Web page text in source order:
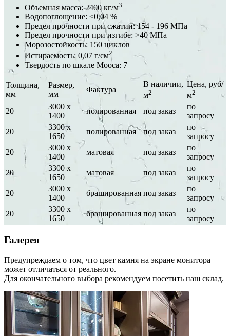
Объемная масса: 2400 кг/м3
Водопоглощение: ≤0,04 %
Предел прочности при сжатии: 154 - 196 МПа
Предел прочности при изгибе: >40 МПа
Морозостойкость: 150 циклов
Истираемость: 0,07 г/см2
Твердость по шкале Мооса: 7
Толщина,
мм
Размер,
мм
Фактура
В наличии,
м2
Цена, руб/
м2
20
3000 х
1400
полированная под заказ
по
запросу
20
3300 х
1650
полированная под заказ
по
запросу
20
3000 х
1400
матовая под заказ
по
запросу
20
3300 х
1650
матовая под заказ
по
запросу
20
3000 х
1400
брашированная под заказ
по
запросу
20
3300 х
1650
брашированная под заказ
по
запросу
Галерея
Предупреждаем о том, что цвет камня на экране монитора
может отличаться от реального.
Для окончательного выбора рекомендуем посетить наш склад.